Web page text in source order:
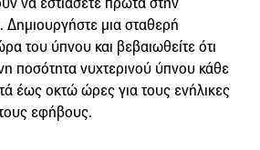
Δημιουργήστε μια σταθερή
του ύπνου και βεβαιωθείτε ότι
ποσότητα νυχτερινού ύπνου κάθε
έως οκτώ ώρες για τους ενήλικες
εφήβους.